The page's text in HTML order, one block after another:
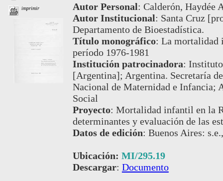
imprimir Autor Personal: Calderón, Haydée
Autor Institucional: Santa Cruz
Departamento de Bioestadística.
Título monográfico: La mortalidad
período 1976-1981
Institución patrocinadora:
[Argentina]; Argentina. Secretaría
Nacional de Maternidad e Infancia;
Social
Proyecto: Mortalidad infantil en la
determinantes y evaluación de las
Datos de edición: Buenos Aires:
Ubicación: MI/295.19
Descargar: Documento